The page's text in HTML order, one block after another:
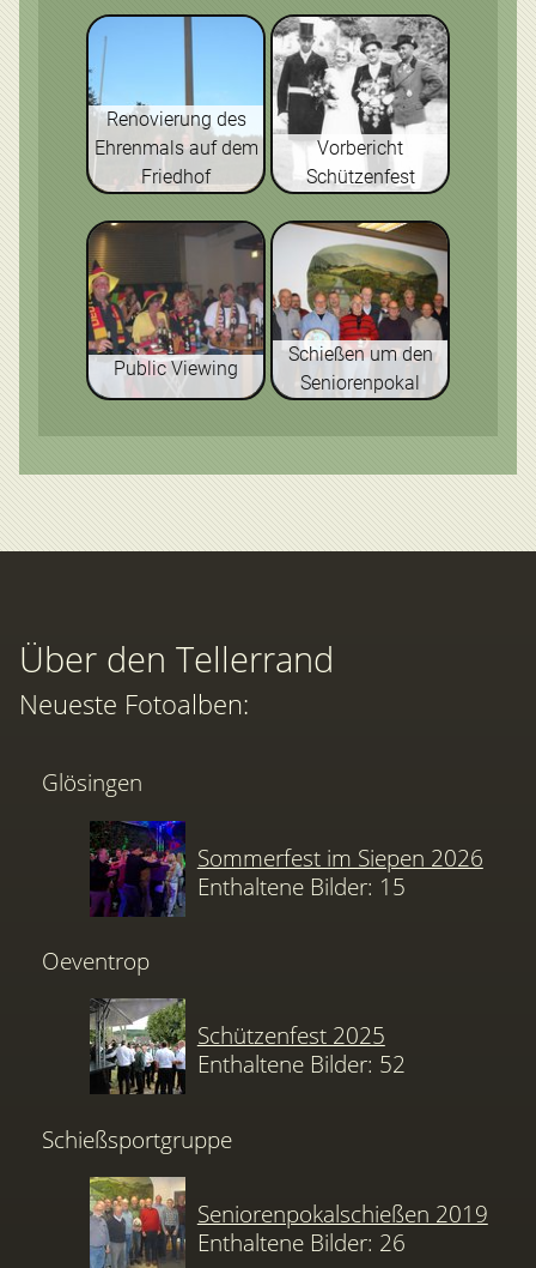
Renovierung des
Ehrenmals auf dem
Friedhof
Vorbericht
Schützenfest
Public Viewing
Schießen um den
Seniorenpokal
Über den Tellerrand
Neueste Fotoalben:
Glösingen
Sommerfest im Siepen 2026
Enthaltene Bilder: 15
Oeventrop
Schützenfest 2025
Enthaltene Bilder: 52
Schießsportgruppe
Seniorenpokalschießen 2019
Enthaltene Bilder: 26